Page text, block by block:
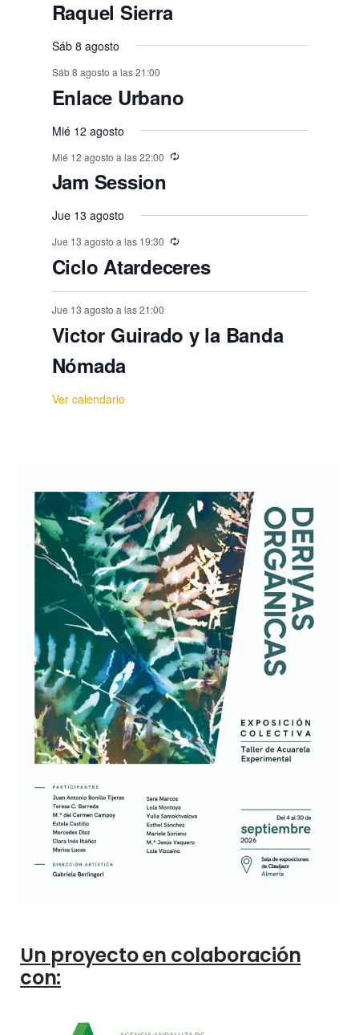
e
n
t
o
s
s
,
s
,
,
o
s
,
o
s
,
o
,
o
s
s
,
s
t
o
s
,
t
o
s
,
t
o
,
t
o
,
o
o
o
o
,
o
,
o
,
o
,
Raquel Sierra
Sáb 8 agosto
Sáb 8 agosto a las 21:00
Enlace Urbano
Mié 12 agosto
Mié 12 agosto a las 22:00
Jam Session
Jue 13 agosto
Jue 13 agosto a las 19:30
Ciclo Atardeceres
Jue 13 agosto a las 21:00
Victor Guirado y la Banda
Nómada
Ver calendario
Un proyecto en colaboración
con: